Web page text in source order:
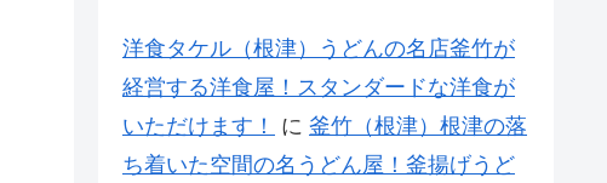
洋食タケル（根津）うどんの名店釜竹が
経営する洋食屋！スタンダードな洋食が
いただけます！
に 釜竹（根津）根津の落
ち着いた空間の名うどん屋！釜揚げうど